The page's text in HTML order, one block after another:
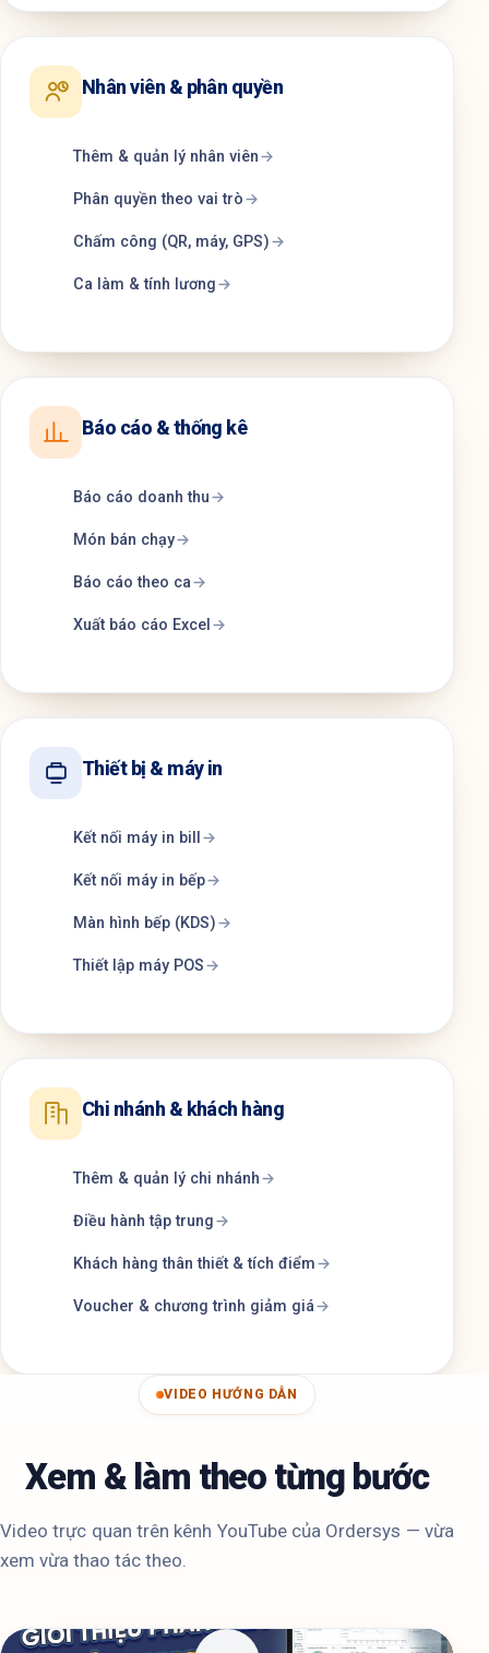
Nhân viên & phân quyền
Thêm & quản lý nhân viên
Phân quyền theo vai trò
Chấm công (QR, máy, GPS)
Ca làm & tính lương
Báo cáo & thống kê
Báo cáo doanh thu
Món bán chạy
Báo cáo theo ca
Xuất báo cáo Excel
Thiết bị & máy in
Kết nối máy in bill
Kết nối máy in bếp
Màn hình bếp (KDS)
Thiết lập máy POS
Chi nhánh & khách hàng
Thêm & quản lý chi nhánh
Điều hành tập trung
Khách hàng thân thiết & tích điểm
Voucher & chương trình giảm giá
VIDEO HƯỚNG DẪN
Xem & làm theo từng bước
Video trực quan trên kênh YouTube của Ordersys — vừa
xem vừa thao tác theo.